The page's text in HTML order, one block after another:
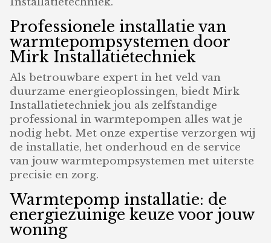
Professionele installatie van
warmtepompsystemen door
Mirk Installatietechniek
Als betrouwbare expert in het veld van
duurzame energieoplossingen, biedt Mirk
Installatietechniek jou als zelfstandige
professional in warmtepompen alles wat je
nodig hebt. Met onze expertise verzorgen wij
de installatie, het onderhoud en de service
van jouw warmtepompsystemen met uiterste
precisie en zorg.
Warmtepomp installatie: de
energiezuinige keuze voor jouw
woning